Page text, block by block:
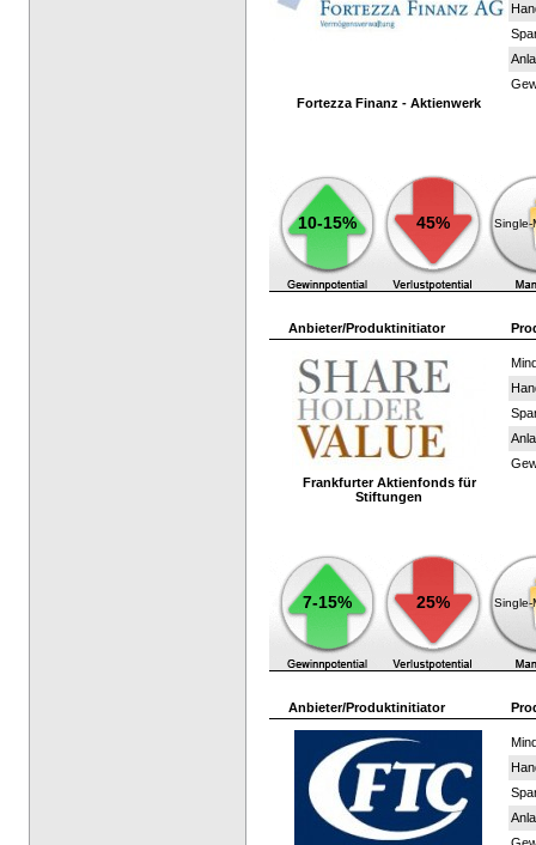
Fortezza Finanz - Aktienwerk
10-15% 45% Single-
Anbieter/Produktinitiator
Frankfurter Aktienfonds für
Stiftungen
7-15% 25% Single-
Anbieter/Produktinitiator